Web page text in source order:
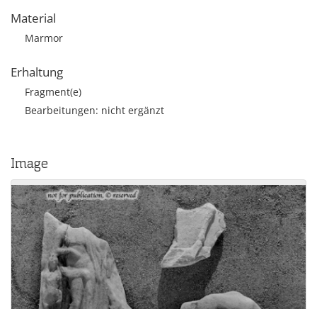
Material
Marmor
Erhaltung
Fragment(e)
Bearbeitungen: nicht ergänzt
Image